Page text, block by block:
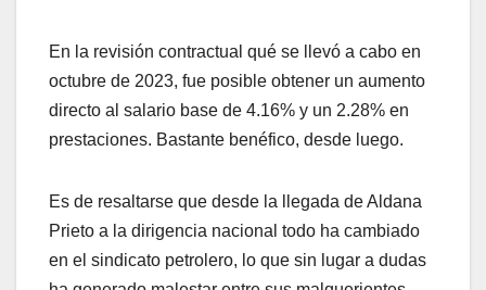
En la revisión contractual qué se llevó a cabo en
octubre de 2023, fue posible obtener un aumento
directo al salario base de 4.16% y un 2.28% en
prestaciones. Bastante benéfico, desde luego.
Es de resaltarse que desde la llegada de Aldana
Prieto a la dirigencia nacional todo ha cambiado
en el sindicato petrolero, lo que sin lugar a dudas